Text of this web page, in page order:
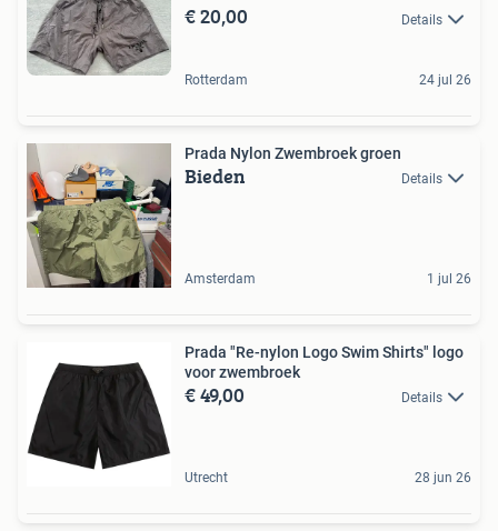
€ 20,00 Details
Rotterdam 24 jul 26
Prada Nylon Zwembroek groen
Bieden Details
Amsterdam 1 jul 26
Prada "Re-nylon Logo Swim Shirts" logo
voor zwembroek
€ 49,00 Details
Utrecht 28 jun 26